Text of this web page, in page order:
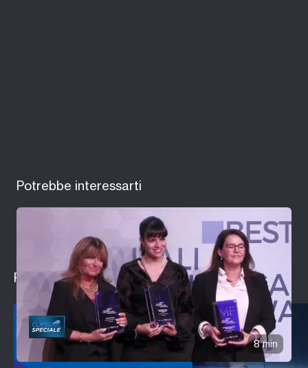
Potrebbe interessarti
8 min
Programmi in evidenza